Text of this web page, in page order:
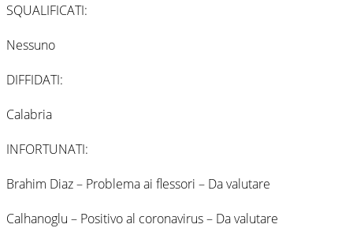
SQUALIFICATI:
Nessuno
DIFFIDATI:
Calabria
INFORTUNATI:
Brahim Diaz – Problema ai flessori – Da valutare
Calhanoglu – Positivo al coronavirus – Da valutare